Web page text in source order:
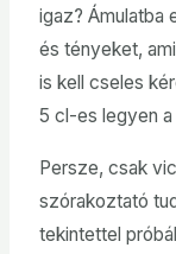
igaz? Ámulatba
és tényeket,
is kell cseles
5 cl-es legyen
Persze, csak
szórakoztató
tekintettel